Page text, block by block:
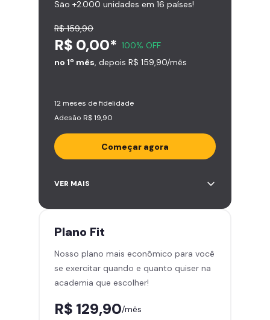
São +2.000 unidades em 16 países!
R$ 159,90
R$ 0,00* 100% OFF
no 1º mês, depois R$ 159,90/mês
12 meses de fidelidade
Adesão R$ 19,90
Começar agora
Acesso ilimitado a +2.000
Leve 5 amigos por mês para
Cadeira de massagem
Skeelo App (Audiobook)*
Área de musculação e aeróbicos
Smart Fit App
VER MAIS
Plano Fit
Nosso plano mais econômico para você
se exercitar quando e quanto quiser na
academia que escolher!
R$ 129,90/mês